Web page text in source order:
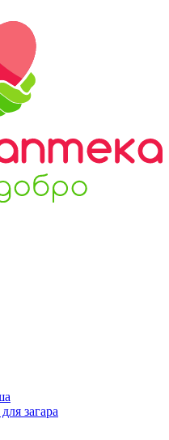
загара